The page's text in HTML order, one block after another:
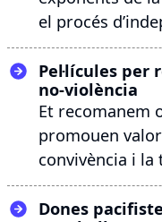
el procés
Pel·lícules
no-violència
Et recomanem
promouen
convivència i la
Dones